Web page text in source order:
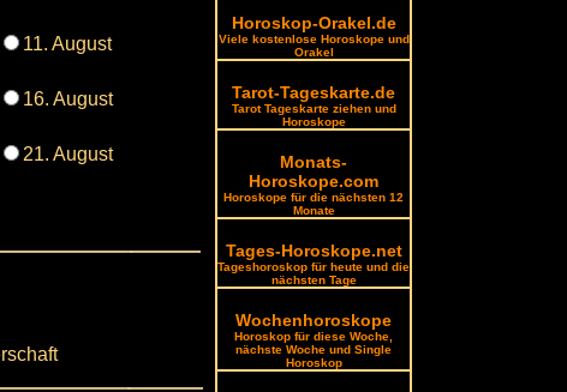
11. August
16. August
21. August
Horoskop-Orakel.de
Viele kostenlose Horoskope und
Orakel
Tarot-Tageskarte.de
Tarot Tageskarte ziehen und
Horoskope
Monats-
Horoskope.com
Horoskope für die nächsten 12
Monate
Tages-Horoskope.net
Tageshoroskop für heute und die
nächsten Tage
Wochenhoroskope
Horoskop für diese Woche,
nächste Woche und Single
Horoskop